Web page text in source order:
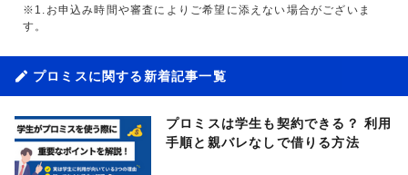
※1.お申込み時間や審査によりご希望に添えない場合がございま
す。
プロミスに関する新着記事一覧
プロミスは学生も契約できる？ 利用
手順と親バレなしで借りる方法